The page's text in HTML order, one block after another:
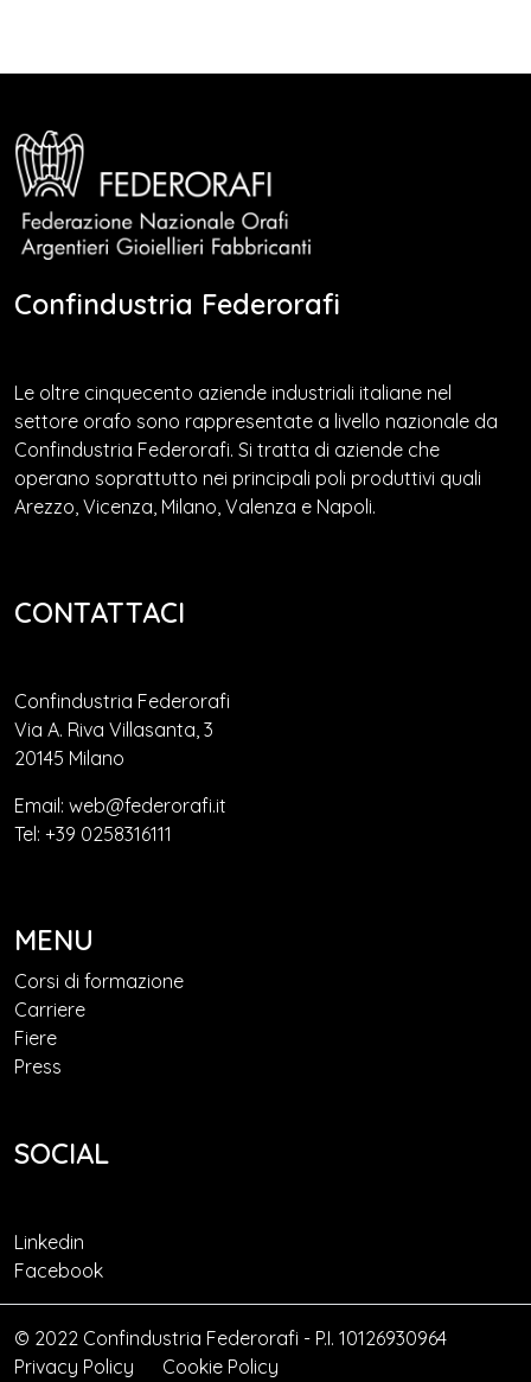
Confindustria Federorafi
Le oltre cinquecento aziende industriali italiane nel
settore orafo sono rappresentate a livello nazionale da
Confindustria Federorafi. Si tratta di aziende che
operano soprattutto nei principali poli produttivi quali
Arezzo, Vicenza, Milano, Valenza e Napoli.
CONTATTACI
Confindustria Federorafi
Via A. Riva Villasanta, 3
20145 Milano
Email: web@federorafi.it
Tel: +39 0258316111
MENU
Corsi di formazione
Carriere
Fiere
Press
SOCIAL
Linkedin
Facebook
© 2022 Confindustria Federorafi - P.I. 10126930964
Privacy Policy
Cookie Policy